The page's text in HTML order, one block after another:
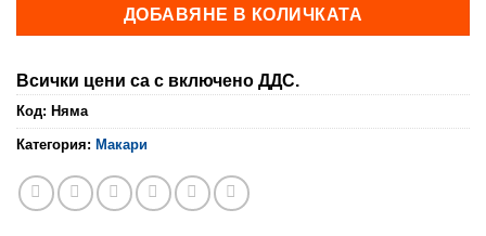
ДОБАВЯНЕ В КОЛИЧКАТА
Всички цени са с включено ДДС.
Код: Няма
Категория: Макари